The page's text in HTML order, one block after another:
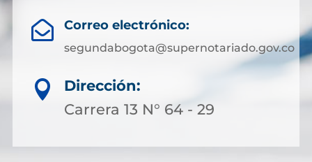
 Correo electrónico:
segundabogota@supernotariado.gov.co

Dirección:
Carrera 13 N° 64 - 29